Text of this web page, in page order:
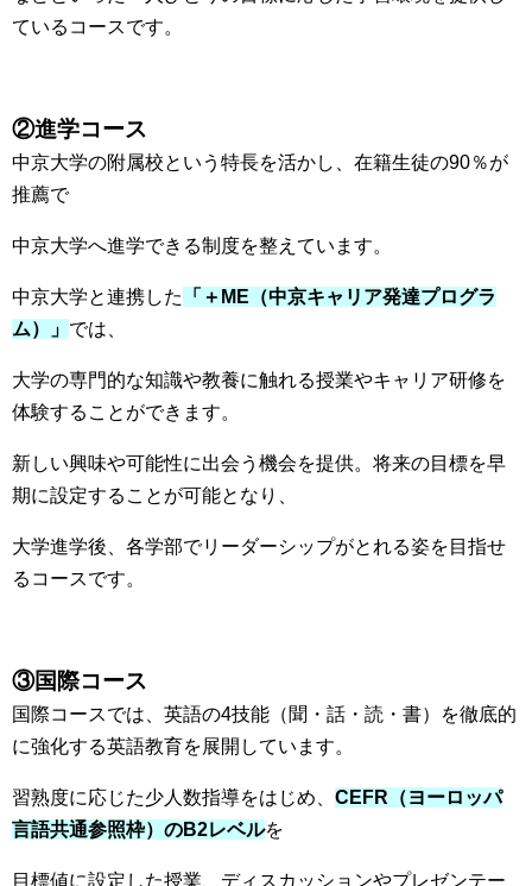
ているコースです。
②進学コース
中京大学の附属校という特長を活かし、在籍生徒の90％が
推薦で
中京大学へ進学できる制度を整えています。
中京大学と連携した
「＋ME（中京キャリア発達プログラ
ム）」 では、
大学の専門的な知識や教養に触れる授業やキャリア研修を
体験することができます。
新しい興味や可能性に出会う機会を提供。将来の目標を早
期に設定することが可能となり、
大学進学後、各学部でリーダーシップがとれる姿を目指せ
るコースです。
③国際コース
国際コースでは、英語の4技能（聞・話・読・書）を徹底的
に強化する英語教育を展開しています。
習熟度に応じた少人数指導をはじめ、 CEFR（ヨーロッパ
言語共通参照枠）のB2レベルを
目標値に設定した授業、ディスカッションやプレゼンテー